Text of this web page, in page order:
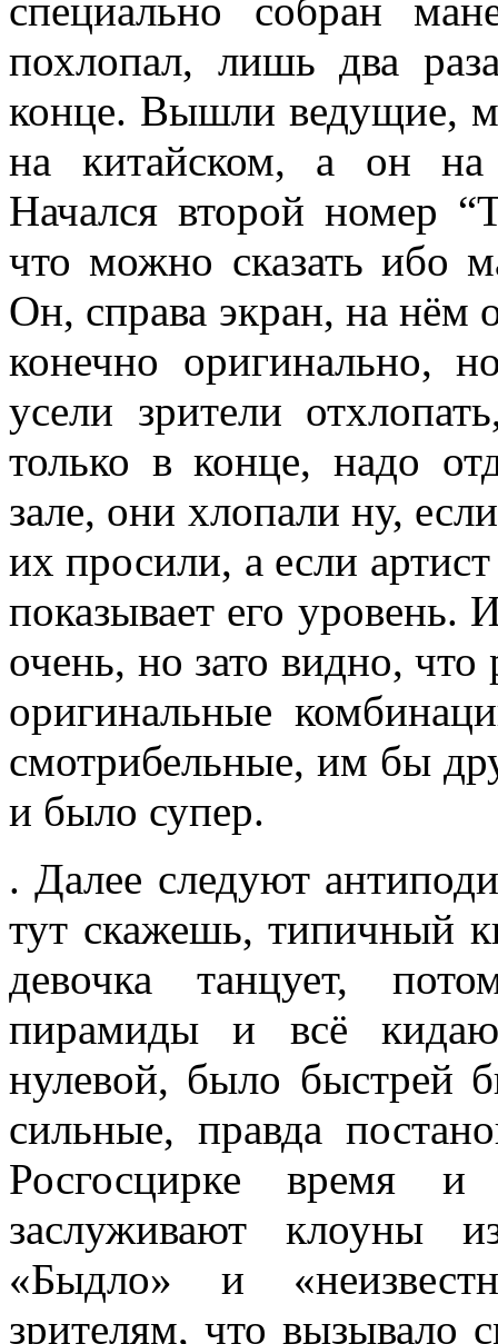
специально собран
похлопал, лишь два
конце. Вышли ведущие,
на китайском, а он на
Начался второй номер
что можно сказать ибо
Он, справа экран, на
конечно оригинально,
усели зрители
только в конце, надо
зале, они хлопали ну,
их просили, а если
показывает его уровень.
очень, но зато видно, что
оригинальные
смотрибельные, им бы
и было супер.
. Далее следуют
тут скажешь, типичный
девочка танцует,
пирамиды и всё
нулевой, было быстрей
сильные, правда
Росгосцирке время
заслуживают клоуны
«Быдло» и
зрителям, что вызывало